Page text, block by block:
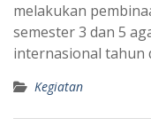
melakukan
semester 3 dan 5
internasional tahun
Kegiatan